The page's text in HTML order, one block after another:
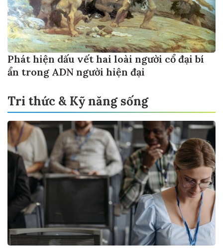
Phát hiện dấu vết hai loài người cổ đại bí
ẩn trong ADN người hiện đại
Tri thức & Kỹ năng sống